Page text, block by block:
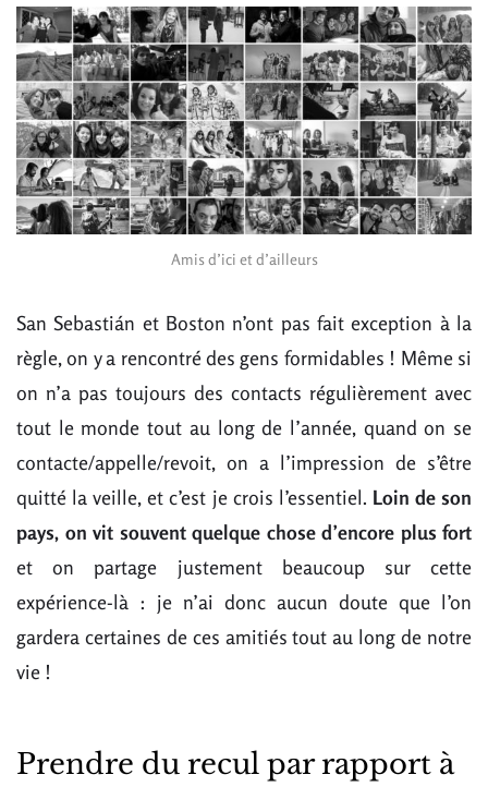
Amis d’ici et d’ailleurs
San Sebastián et Boston n’ont pas fait exception à la
règle, on y a rencontré des gens formidables ! Même si
on n’a pas toujours des contacts régulièrement avec
tout le monde tout au long de l’année, quand on se
contacte/appelle/revoit, on a l’impression de s’être
quitté la veille, et c’est je crois l’essentiel. Loin de son
pays, on vit souvent quelque chose d’encore plus fort
et on partage justement beaucoup sur cette
expérience-là : je n’ai donc aucun doute que l’on
gardera certaines de ces amitiés tout au long de notre
vie !
Prendre du recul par rapport à